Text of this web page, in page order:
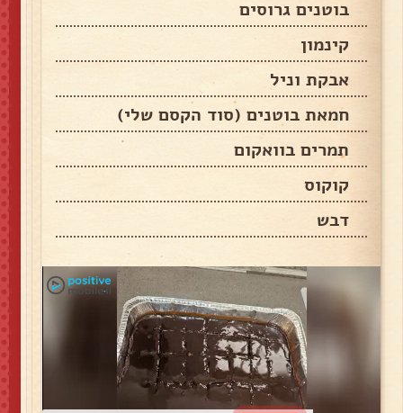
בוטנים גרוסים
קינמון
אבקת וניל
חמאת בוטנים (סוד הקסם שלי)
תמרים בוואקום
קוקוס
דבש